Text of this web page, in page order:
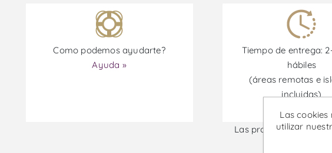
Como podemos ayudarte?
Ayuda »
Tiempo de entrega:
hábiles
(áreas remotas e
incluidas)
Las promociones
Las
utilizar